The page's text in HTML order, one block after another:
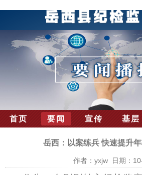
首页 要闻 宣传 基层
岳西：以案练兵 快速提升
作者：yxjw 日期：